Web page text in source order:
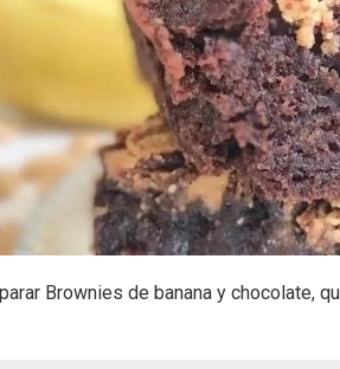
Brownies de banana y chocolate,